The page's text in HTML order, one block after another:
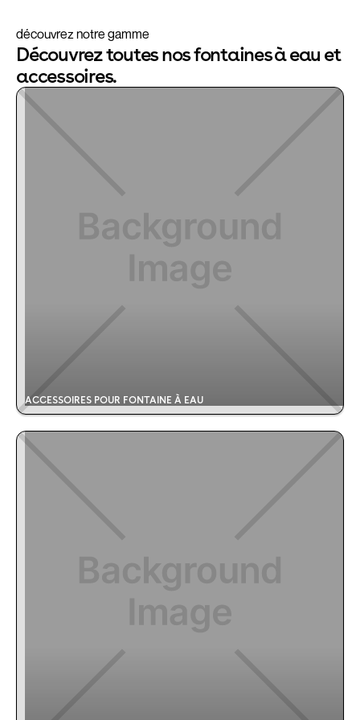
découvrez notre gamme
Découvrez toutes nos fontaines à eau et
accessoires.
ACCESSOIRES POUR FONTAINE À EAU